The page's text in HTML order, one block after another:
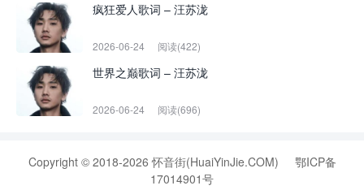
疯狂爱人歌词 – 汪苏泷
2026-06-24 阅读(422)
世界之巅歌词 – 汪苏泷
2026-06-24 阅读(696)
Copyright © 2018-2026 怀音街(HuaiYinJie.COM)
鄂ICP备
17014901号